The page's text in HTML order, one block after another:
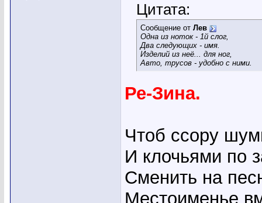
Цитата:
Сообщение от Лев
Одна из ноток - 1й слог,
Два следующих - имя.
Изделий из неё... для ног,
Авто, трусов - удобно с ними.
Ре-Зина.
Чтоб ссору
И клочьями по
Сменить на
Местоименье